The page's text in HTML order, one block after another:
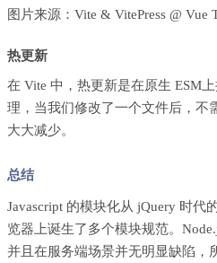
图片来源： Vite & VitePress @ Vue
热更新
在 Vite 中，热更新是在原生 ESM
理，当我们修改了一个文件后，不
大大减少。
总结
Javascript 的模块化从 jQuery 时代
览器上诞生了多个模块规范。
并且在服务端场景并无明显缺陷，